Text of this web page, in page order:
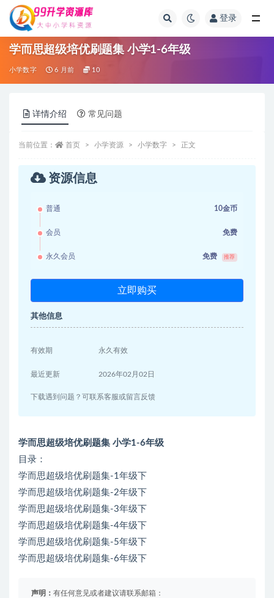
登录
学而思超级培优刷题集 小学1-6年级
小学数字 6 月前 10
详情介绍 常见问题
当前位置： 首页 小学资源 小学数字 正文
资源信息
普通 10金币
会员 免费
永久会员 免费 推荐
立即购买
其他信息
有效期 永久有效
最近更新 2026年02月02日
下载遇到问题？可联系客服或留言反馈
学而思超级培优刷题集 小学1-6年级
目录：
学而思超级培优刷题集-1年级下
学而思超级培优刷题集-2年级下
学而思超级培优刷题集-3年级下
学而思超级培优刷题集-4年级下
学而思超级培优刷题集-5年级下
学而思超级培优刷题集-6年级下
声明： 有任何意见或者建议请联系邮箱：